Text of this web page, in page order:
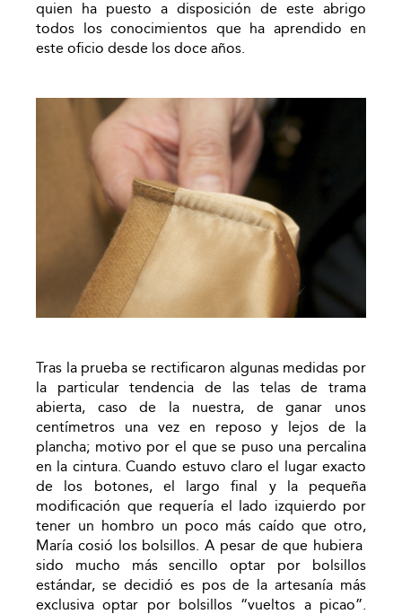
quien ha puesto a disposición de este abrigo
todos los conocimientos que ha aprendido en
este oficio desde los doce años.
Tras la prueba se rectificaron algunas medidas por
la particular tendencia de las telas de trama
abierta, caso de la nuestra, de ganar unos
centímetros una vez en reposo y lejos de la
plancha; motivo por el que se puso una percalina
en la cintura. Cuando estuvo claro el lugar exacto
de los botones, el largo final y la pequeña
modificación que requería el lado izquierdo por
tener un hombro un poco más caído que otro,
María cosió los bolsillos. A pesar de que hubiera
sido mucho más sencillo optar por bolsillos
estándar, se decidió es pos de la artesanía más
exclusiva optar por bolsillos “vueltos a picao”.